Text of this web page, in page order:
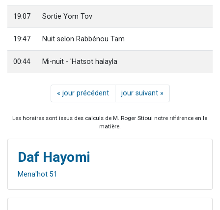
19:07 Sortie Yom Tov
19:47 Nuit selon Rabbénou Tam
00:44 Mi-nuit - 'Hatsot halayla
« jour précédent jour suivant »
Les horaires sont issus des calculs de M. Roger Stioui notre référence en la
matière.
Daf Hayomi
Mena'hot 51